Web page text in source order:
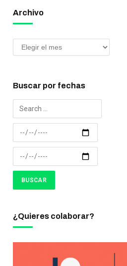
Archivo
Buscar por fechas
¿Quieres colaborar?